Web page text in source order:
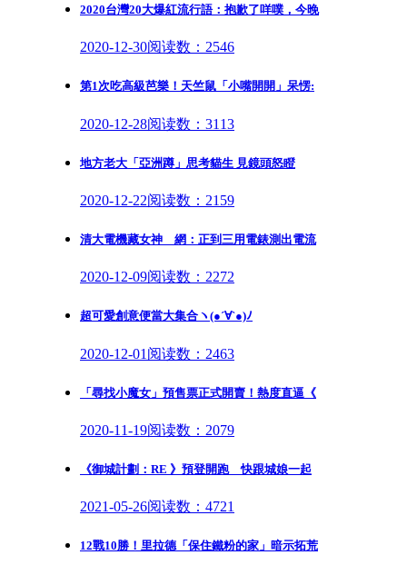
2020台灣20大爆紅流行語：抱歉了咩噗，今晚
2020-12-30阅读数：2546
第1次吃高級芭樂！天竺鼠「小嘴開開」呆愣:
2020-12-28阅读数：3113
地方老大「亞洲蹲」思考貓生 見鏡頭怒瞪
2020-12-22阅读数：2159
清大電機藏女神 網：正到三用電錶測出電流
2020-12-09阅读数：2272
超可愛創意便當大集合ヽ(●´∀`●)ﾉ
2020-12-01 阅读数：2463
「尋找小魔女」預售票正式開賣！熱度直逼《
2020-11-19阅读数：2079
《御城計劃：RE 》預登開跑 快跟城娘一起
2021-05-26阅读数：4721
12戰10勝！里拉德「保住鐵粉的家」暗示拓荒